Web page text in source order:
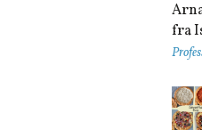
fra